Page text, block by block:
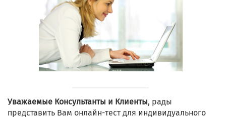
Уважаемые Консультанты и Клиенты, рады
представить Вам онлайн-тест для индивидуального